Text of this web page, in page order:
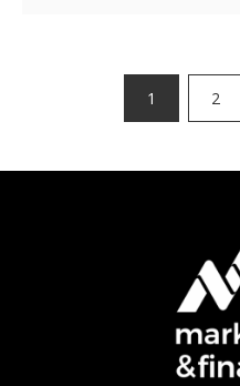
Paginación
entradas
1 2